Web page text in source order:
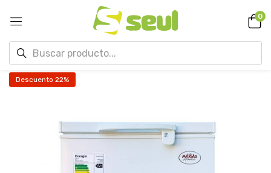
0
Descuento 22%